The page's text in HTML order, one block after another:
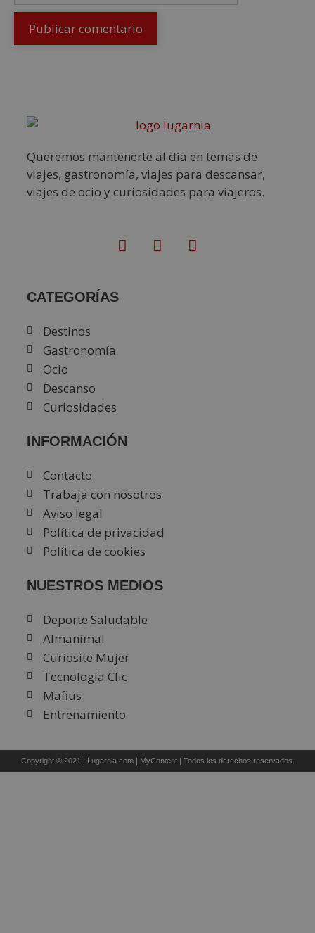
Queremos mantenerte al día en temas de
viajes, gastronomía, viajes para descansar,
viajes de ocio y curiosidades para viajeros.
CATEGORÍAS
Destinos
Gastronomía
Ocio
Descanso
Curiosidades
INFORMACIÓN
Contacto
Trabaja con nosotros
Aviso legal
Política de privacidad
Política de cookies
NUESTROS MEDIOS
Deporte Saludable
Almanimal
Curiosite Mujer
Tecnología Clic
Mafius
Entrenamiento
Copyright © 2021 | Lugarnia.com| MyContent| Todos los derechos reservados.